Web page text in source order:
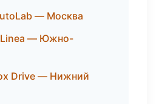
— Москва
Linea — Южно-
Drive — Нижний